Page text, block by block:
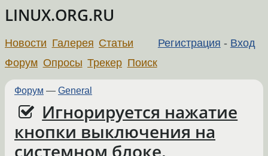
LINUX.ORG.RU
Регистрация - Вход
Новости Галерея Статьи
Форум Опросы Трекер Поиск
Форум — General
Игнорируется нажатие
кнопки выключения на
системном блоке.